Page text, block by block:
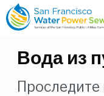
Перейти
основному
Перейти
основному
Вода из